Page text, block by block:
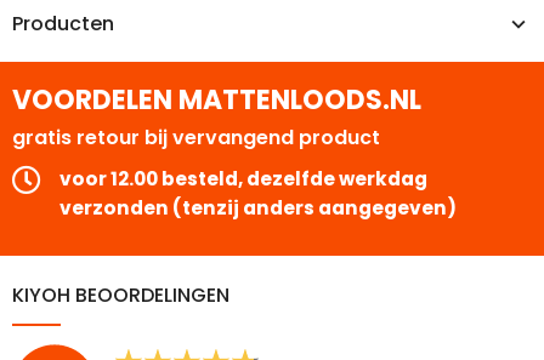
Producten
VOORDELEN MATTENLOODS.NL
gratis retour bij vervangend product
voor 12.00 besteld, dezelfde werkdag
verzonden (tenzij anders aangegeven)
KIYOH BEOORDELINGEN